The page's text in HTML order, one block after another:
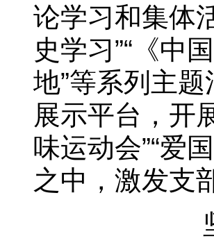
论学习和集体
史学习”“《中
地”等系列主
展示平台，开
味运动会”“爱
之中，激发支